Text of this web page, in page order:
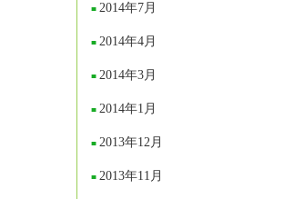
2014年7月
2014年4月
2014年3月
2014年1月
2013年12月
2013年11月